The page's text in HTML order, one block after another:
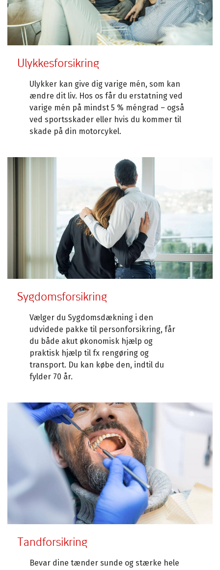
Ulykkesforsikring
Ulykker kan give dig varige mén, som kan
ændre dit liv. Hos os får du erstatning ved
varige mén på mindst 5 % méngrad – også
ved sportsskader eller hvis du kommer til
skade på din motorcykel.
Sygdomsforsikring
Vælger du Sygdomsdækning i den
udvidede pakke til personforsikring, får
du både akut økonomisk hjælp og
praktisk hjælp til fx rengøring og
transport. Du kan købe den, indtil du
fylder 70 år.
Tandforsikring
Bevar dine tænder sunde og stærke hele